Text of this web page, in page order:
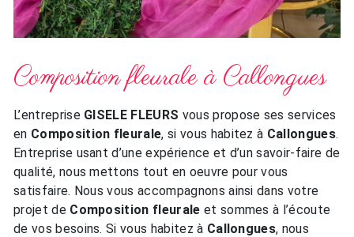
Composition fleurale à Callongues
L’entreprise GISELE FLEURS vous propose ses services
en Composition fleurale, si vous habitez à Callongues.
Entreprise usant d’une expérience et d’un savoir-faire de
qualité, nous mettons tout en oeuvre pour vous
satisfaire. Nous vous accompagnons ainsi dans votre
projet de Composition fleurale et sommes à l’écoute
de vos besoins. Si vous habitez à Callongues, nous